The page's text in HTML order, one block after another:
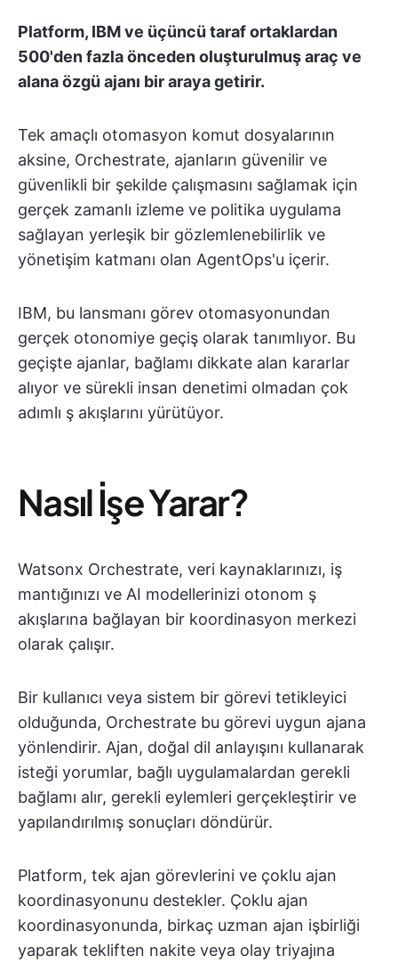
Platform, IBM ve üçüncü taraf ortaklardan
500'den fazla önceden oluşturulmuş araç ve
alana özgü ajanı bir araya getirir.
Tek amaçlı otomasyon komut dosyalarının
aksine, Orchestrate, ajanların güvenilir ve
güvenlikli bir şekilde çalışmasını sağlamak için
gerçek zamanlı izleme ve politika uygulama
sağlayan yerleşik bir gözlemlenebilirlik ve
yönetişim katmanı olan AgentOps'u içerir.
IBM, bu lansmanı görev otomasyonundan
gerçek otonomiye geçiş olarak tanımlıyor. Bu
geçişte ajanlar, bağlamı dikkate alan kararlar
alıyor ve sürekli insan denetimi olmadan çok
adımlı ş akışlarını yürütüyor.
Nasıl İşe Yarar?
Watsonx Orchestrate, veri kaynaklarınızı, iş
mantığınızı ve AI modellerinizi otonom ş
akışlarına bağlayan bir koordinasyon merkezi
olarak çalışır.
Bir kullanıcı veya sistem bir görevi tetikleyici
olduğunda, Orchestrate bu görevi uygun ajana
yönlendirir. Ajan, doğal dil anlayışını kullanarak
isteği yorumlar, bağlı uygulamalardan gerekli
bağlamı alır, gerekli eylemleri gerçekleştirir ve
yapılandırılmış sonuçları döndürür.
Platform, tek ajan görevlerini ve çoklu ajan
koordinasyonunu destekler. Çoklu ajan
koordinasyonunda, birkaç uzman ajan işbirliği
yaparak tekliften nakite veya olay triyajına